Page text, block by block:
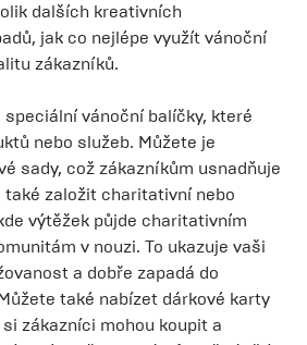
dalších kreativních
jak co nejlépe využít vánoční
zákazníků.
vánoční balíčky, které
nebo služeb. Můžete je
sady, což zákazníkům usnadňuje
také založit charitativní nebo
výtěžek půjde charitativním
v nouzi. To ukazuje vaši
a dobře zapadá do
také nabízet dárkové karty
zákazníci mohou koupit a